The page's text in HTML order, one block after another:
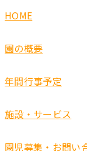
HOME
園の概要
年間行事予定
施設・サービス
園児募集・お問い